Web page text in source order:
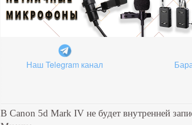
Наш Telegram канал
В Canon 5d Mark IV не будет внутренней